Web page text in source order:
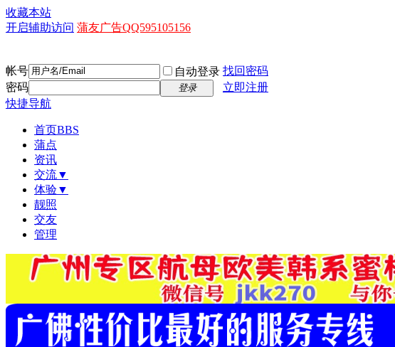
收藏本站
开启辅助访问 蒲友广告QQ595105156
帐号 自动登录 找回密码
密码
登录
立即注册
快捷导航
首页BBS
蒲点
资讯
交流▼
体验▼
靓照
交友
管理